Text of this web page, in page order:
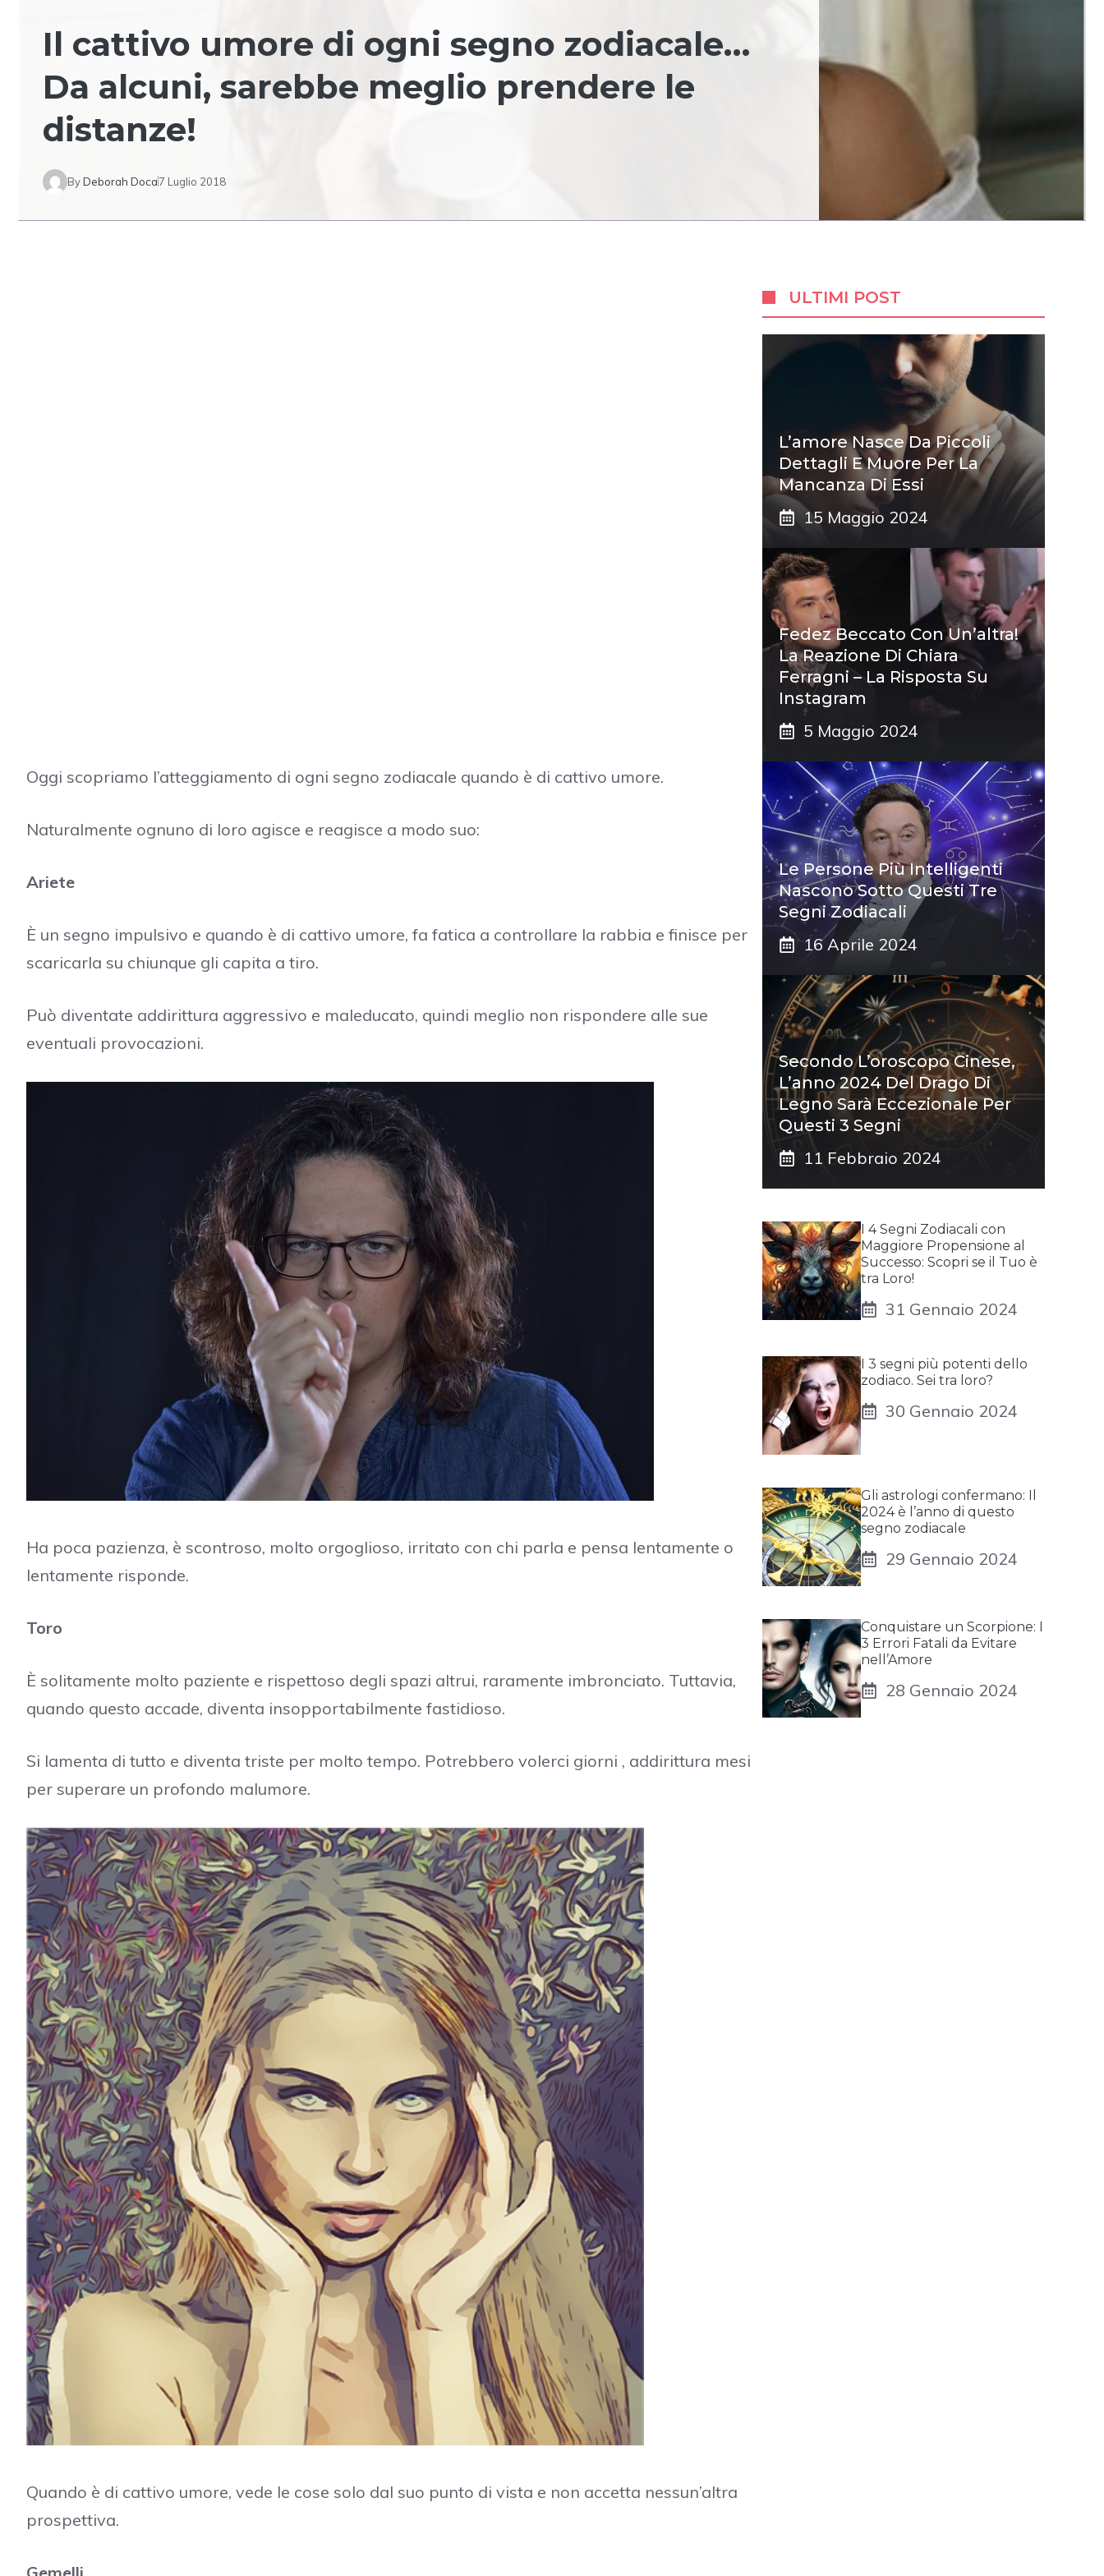
Il cattivo umore di ogni segno zodiacale…
Da alcuni, sarebbe meglio prendere le
distanze!
ByDeborah Doca7 Luglio 2018
Oggi scopriamo l’atteggiamento di ogni segno zodiacale quando è di cattivo umore.
Naturalmente ognuno di loro agisce e reagisce a modo suo:
Ariete
È un segno impulsivo e quando è di cattivo umore, fa fatica a controllare la rabbia e finisce per
scaricarla su chiunque gli capita a tiro.
Può diventate addirittura aggressivo e maleducato, quindi meglio non rispondere alle sue
eventuali provocazioni.
Ha poca pazienza, è scontroso, molto orgoglioso, irritato con chi parla e pensa lentamente o
lentamente risponde.
Toro
È solitamente molto paziente e rispettoso degli spazi altrui, raramente imbronciato. Tuttavia,
quando questo accade, diventa insopportabilmente fastidioso.
Si lamenta di tutto e diventa triste per molto tempo. Potrebbero volerci giorni , addirittura mesi
per superare un profondo malumore.
Quando è di cattivo umore, vede le cose solo dal suo punto di vista e non accetta nessun’altra
prospettiva.
ULTIMI POST
L’amore Nasce Da Piccoli
Dettagli E Muore Per La
Mancanza Di Essi
15 Maggio 2024
Fedez Beccato Con Un’altra!
La Reazione Di Chiara
Ferragni – La Risposta Su
Instagram
5 Maggio 2024
Le Persone Più Intelligenti
Nascono Sotto Questi Tre
Segni Zodiacali
16 Aprile 2024
Secondo L’oroscopo Cinese,
L’anno 2024 Del Drago Di
Legno Sarà Eccezionale Per
Questi 3 Segni
11 Febbraio 2024
I 4 Segni Zodiacali con
Maggiore Propensione al
Successo: Scopri se il Tuo è
tra Loro!
31 Gennaio 2024
I 3 segni più potenti dello
zodiaco. Sei tra loro?
30 Gennaio 2024
Gli astrologi confermano: Il
2024 è l’anno di questo
segno zodiacale
29 Gennaio 2024
Conquistare un Scorpione: I
3 Errori Fatali da Evitare
nell’Amore
28 Gennaio 2024